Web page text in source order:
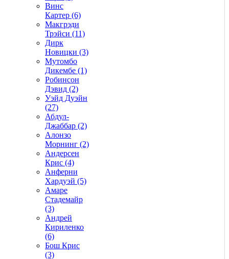
Винс
Картер (6)
Макгрэди
Трэйси (11)
Дирк
Новицки (3)
Мутомбо
Дикембе (1)
Робинсон
Дэвид (2)
Уэйд Дуэйн
(27)
Абдул-
Джаббар (2)
Алонзо
Морнинг (2)
Андерсен
Крис (4)
Анферни
Xардуэй (5)
Амаре
Стадемайр
(3)
Андрей
Кириленко
(6)
Бош Крис
(3)